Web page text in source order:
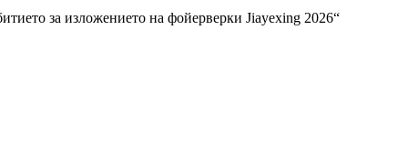
за изложението на фойерверки Jiayexing 2026“